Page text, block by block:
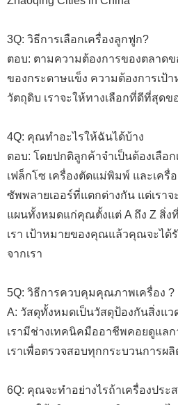
3Q: วิธีการเลือกเครื่องลูกฟูก?
ตอบ: ตามความต้องการของตลาด
ของกระดาษแข็ง ความต้องการเป้
วัตถุดิบ เราจะให้ทางเลือกที่ดีที่สุด
4Q: คุณทำอะไรให้ฉันได้บ้าง
ตอบ: โดยปกติลูกค้าจำเป็นต้องเลือ
เฟล็กโซ เครื่องตัดแม่พิมพ์ และเครื่
ซัพพลายเออร์ที่แตกต่างกัน แต่เรา
แผนทั้งหมดแก่คุณตั้งแต่ A ถึง Z สิ่
เรา เป้าหมายของคุณแล้วคุณจะได้
จากเรา
5Q: วิธีการควบคุมคุณภาพเครื่อง ?
A: วัสดุทั้งหมดเป็นวัสดุป้องกันสิ่งแ
เรามีช่างเทคนิคมืออาชีพคอยดูแล
เราเพื่อตรวจสอบทุกกระบวนการผลิ
6Q: คุณจะทำอย่างไรถ้าเครื่องประ